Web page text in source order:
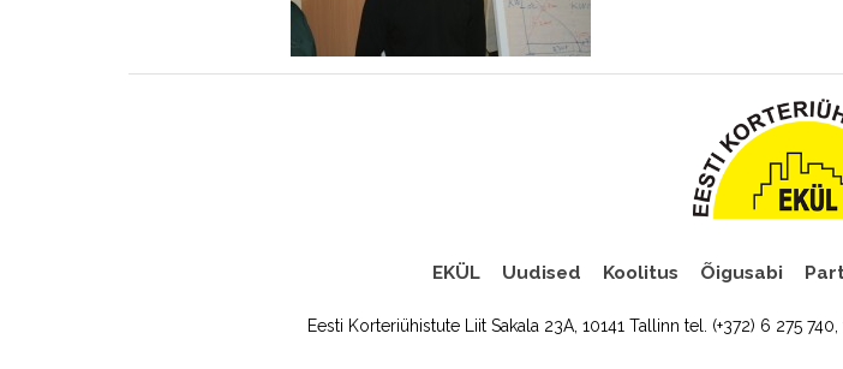
EKÜL Uudised Koolitus Õigusabi
Eesti Korteriühistute Liit Sakala 23A, 10141 Tallinn tel. (+372) 6 275 740,